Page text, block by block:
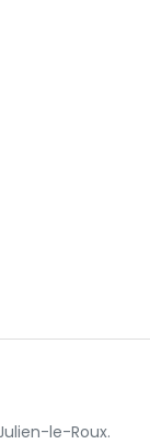
le-Roux.